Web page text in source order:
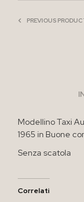
PREVIOUS
Modellino Taxi
1965 in Buone
Senza scatola
Correlati